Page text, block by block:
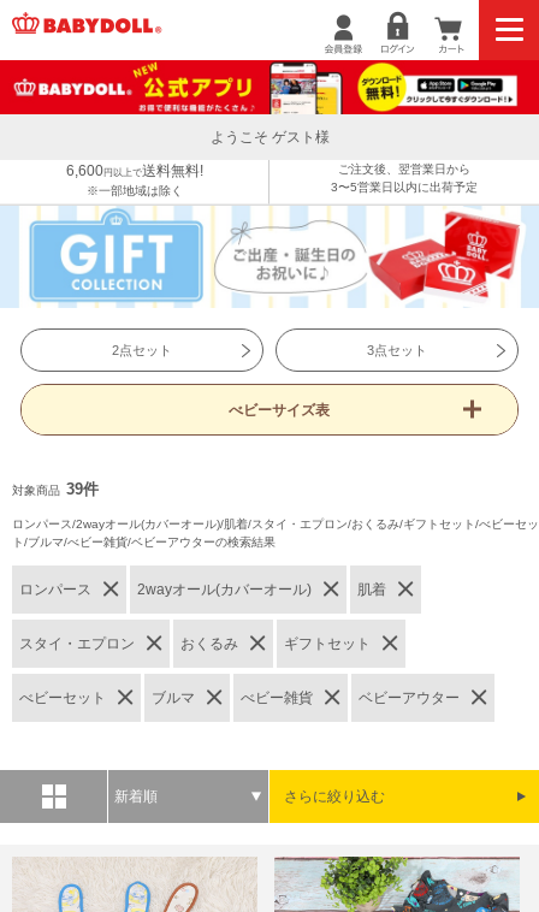
ようこそ ゲスト様
6,600円以上で送料無料!
※一部地域は除く
ご注文後、翌営業日から
3〜5営業日以内に出荷予定
2点セット 3点セット
べビーサイズ表
対象商品 39件
ロンパース/2wayオール(カバーオール)/肌着/スタイ・エプロン/おくるみ/ギフトセット/べビーセッ
ト/ブルマ/べビー雑貨/ベビーアウターの検索結果
ロンパース 2wayオール(カバーオール) 肌着
スタイ・エプロン おくるみ ギフトセット
べビーセット ブルマ べビー雑貨 ベビーアウター
新着順 さらに絞り込む